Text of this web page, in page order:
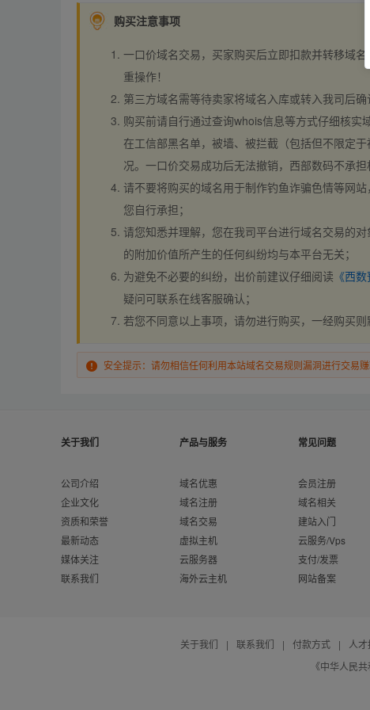
购买注意事项
一口价域名交易，买家购买后立即扣款并转移域
重操作！
第三方域名需等待卖家将域名入库或转入我司后
购买前请自行通过查询whois信息等方式仔细核
在工信部黑名单，被墙、被拦截（包括但不限定
况。一口价交易成功后无法撤销，西部数码不承担
请不要将购买的域名用于制作钓鱼诈骗色情等网
您自行承担；
请您知悉并理解，您在我司平台进行域名交易的
的附加价值所产生的任何纠纷均与本平台无关；
为避免不必要的纠纷，出价前建议仔细阅读 《西
疑问可联系在线客服确认；
若您不同意以上事项，请勿进行购买，一经购买则
安全提示：请勿相信任何利用本站域名交易规则漏洞进行交易
关于我们
公司介绍
企业文化
资质和荣誉
最新动态
媒体关注
联系我们
产品与服务
域名优惠
域名注册
域名交易
虚拟主机
云服务器
海外云主机
常见问题
会员注册
域名相关
建站入门
云服务/Vps
支付/发票
网站备案
关于我们 | 联系我们 | 付款方式 | 人
《中华人民